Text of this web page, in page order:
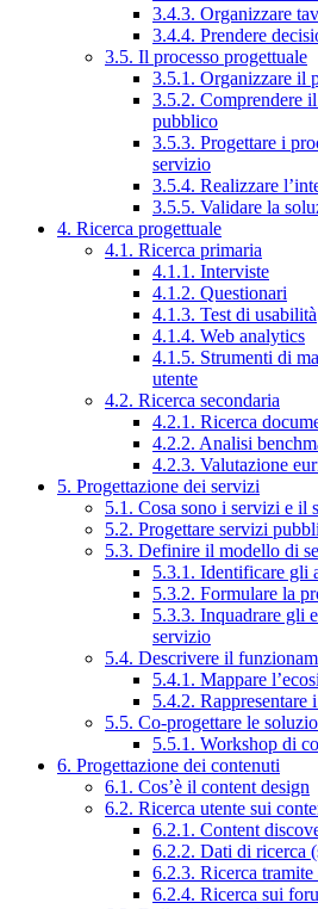
3.4.3. Organizzare
3.4.4. Prendere
3.5. Il processo progettuale
3.5.1. Organizzare il
3.5.2. Comprendere
pubblico
3.5.3. Progettare i
servizio
3.5.4. Realizzare
3.5.5. Validare la
4. Ricerca progettuale
4.1. Ricerca primaria
4.1.1. Interviste
4.1.2. Questionari
4.1.3. Test di usabilità
4.1.4. Web analytics
4.1.5. Strumenti di
utente
4.2. Ricerca secondaria
4.2.1. Ricerca
4.2.2. Analisi
4.2.3. Valutazione
5. Progettazione dei servizi
5.1. Cosa sono i servizi e il
5.2. Progettare servizi
5.3. Definire il modello di
5.3.1. Identificare gli
5.3.2. Formulare la
5.3.3. Inquadrare gli
servizio
5.4. Descrivere il
5.4.1. Mappare
5.4.2.
5.5. Co-progettare le
5.5.1. Workshop di
6. Progettazione dei contenuti
6.1. Cos’è il content design
6.2. Ricerca utente sui
6.2.1. Content
6.2.2. Dati di ricerca
6.2.3. Ricerca tramite
6.2.4. Ricerca sui